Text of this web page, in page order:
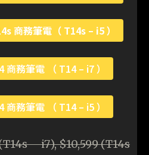
商務筆電（ T14s – i5 ）
務筆電 （ T14 – i7 ）
務筆電 （ T14 – i5 ）
– i7), $10,599 (T14s